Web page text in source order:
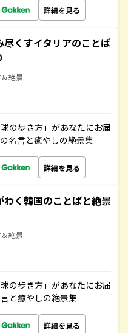
詳細を見る
尽くすイタリアのことば
絶景
の歩き方」があなたにお届
名言と癒やしの絶景集
詳細を見る
わく韓国のことばと絶景
絶景
の歩き方」があなたにお届
と癒やしの絶景集
詳細を見る